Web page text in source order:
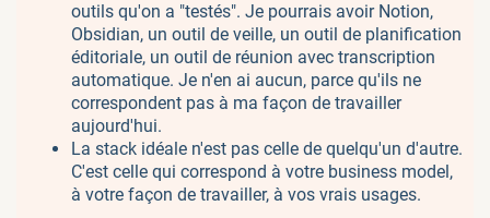
outils qu'on a "testés". Je pourrais avoir Notion,
Obsidian, un outil de veille, un outil de planification
éditoriale, un outil de réunion avec transcription
automatique. Je n'en ai aucun, parce qu'ils ne
correspondent pas à ma façon de travailler
aujourd'hui.
La stack idéale n'est pas celle de quelqu'un d'autre.
C'est celle qui correspond à votre business model,
à votre façon de travailler, à vos vrais usages.